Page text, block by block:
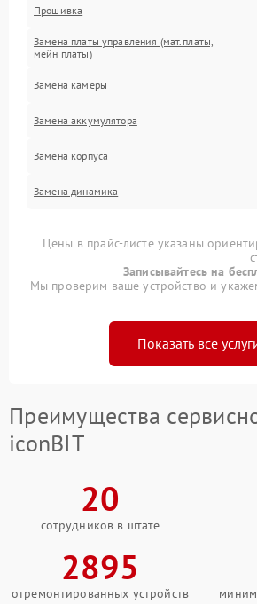
Прошивка
Замена платы управления (мат.платы,
мейн платы)
Замена камеры
Замена аккумулятора
Замена корпуса
Замена динамика
Цены в прайс-листе указаны
Записывайтесь на
Мы проверим ваше устройство и
Показать все
Преимущества
iconBIT
20
сотрудников в штате
2895
отремонтированных устройств